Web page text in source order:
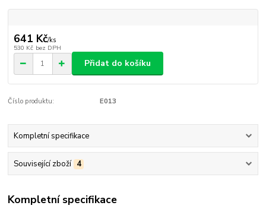
641 Kč/ks
530 Kč bez DPH
Přidat do košíku
Číslo produktu: E013
Kompletní specifikace
Související zboží 4
Kompletní specifikace